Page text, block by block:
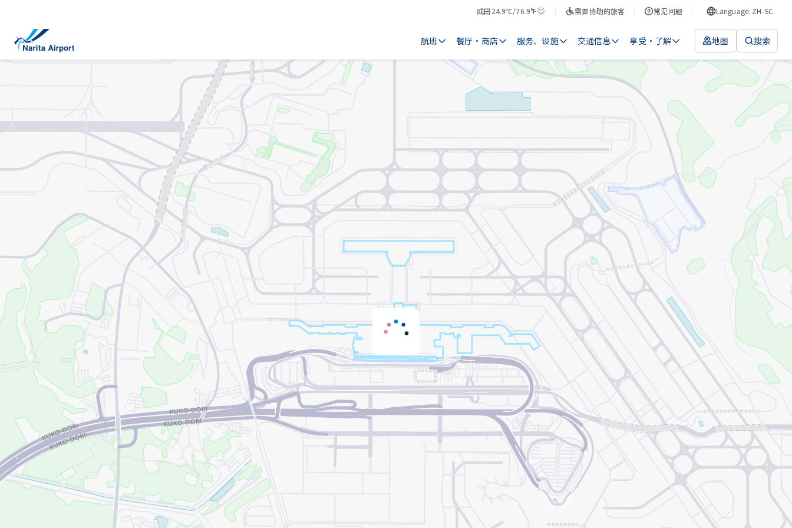
成田
气
24.9℃/76.9°F
天
需要协助的旅客 常见问题 Language: ZH-SC
航班 餐厅・商店 服务、设施 交通信息 享受・了解 地图 搜索